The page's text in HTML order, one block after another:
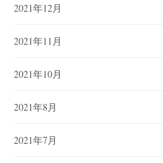
2021年12月
2021年11月
2021年10月
2021年8月
2021年7月